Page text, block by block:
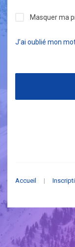
Masquer ma
J’ai oublié mon
Accueil |